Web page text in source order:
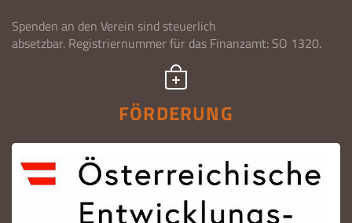
Spenden an den Verein sind steuerlich
absetzbar. Registriernummer für das Finanzamt: SO 1320.
FÖRDERUNG